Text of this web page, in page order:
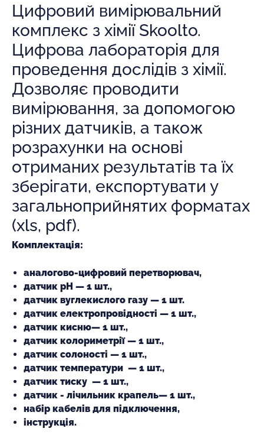
Цифровий вимірювальний
комплекс з хімії Skoolto.
Цифрова лабораторія для
проведення дослідів з хімії.
Дозволяє проводити
вимірювання, за допомогою
різних датчиків, а також
розрахунки на основі
отриманих результатів та їх
зберігати, експортувати у
загальноприйнятих форматах
(xls, pdf).
Комплектація:
аналогово-цифровий перетворювач,
датчик рН — 1 шт.,
датчик вуглекислого газу — 1 шт.
датчик електропровідності — 1 шт.,
датчик кисню— 1 шт.,
датчик колориметрії — 1 шт.,
датчик солоності — 1 шт.,
датчик температури — 1 шт.,
датчик тиску — 1 шт.,
датчик - лічильник крапель— 1 шт.,
набір кабелів для підключення,
інструкція.